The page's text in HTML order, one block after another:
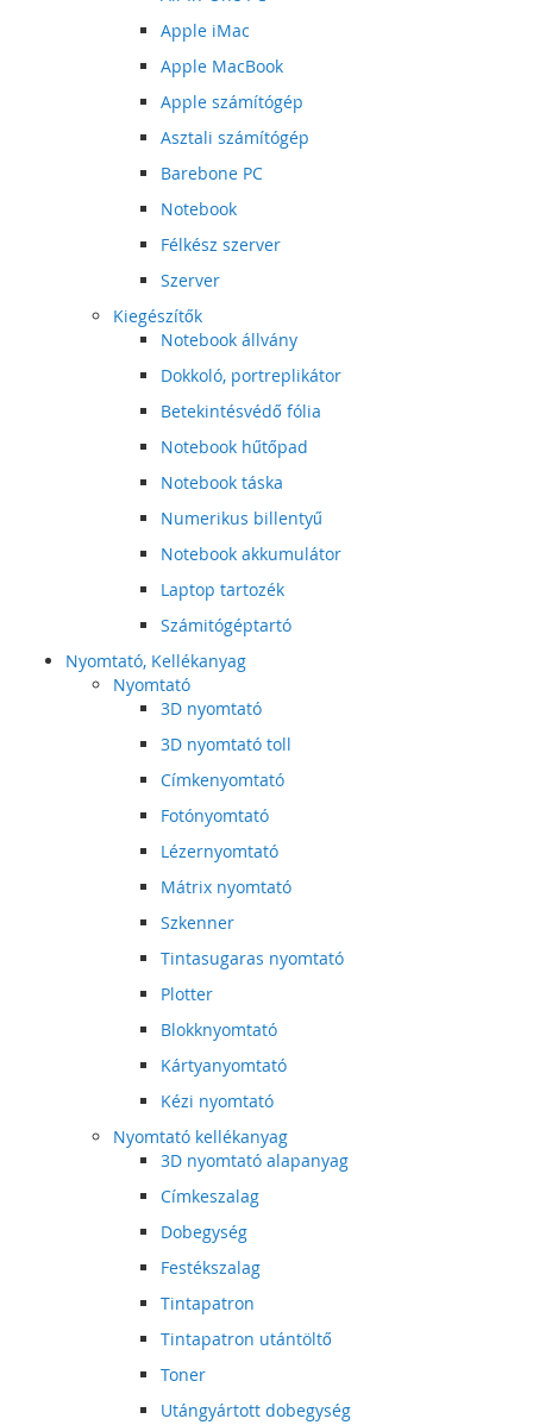
Apple iMac
Apple MacBook
Apple számítógép
Asztali számítógép
Barebone PC
Notebook
Félkész szerver
Szerver
Kiegészítők
Notebook állvány
Dokkoló, portreplikátor
Betekintésvédő fólia
Notebook hűtőpad
Notebook táska
Numerikus billentyű
Notebook akkumulátor
Laptop tartozék
Számitógéptartó
Nyomtató, Kellékanyag
Nyomtató
3D nyomtató
3D nyomtató toll
Címkenyomtató
Fotónyomtató
Lézernyomtató
Mátrix nyomtató
Szkenner
Tintasugaras nyomtató
Plotter
Blokknyomtató
Kártyanyomtató
Kézi nyomtató
Nyomtató kellékanyag
3D nyomtató alapanyag
Címkeszalag
Dobegység
Festékszalag
Tintapatron
Tintapatron utántöltő
Toner
Utángyártott dobegység